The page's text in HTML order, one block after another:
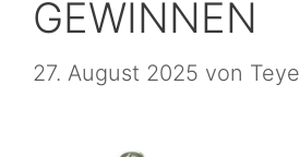
GEWINNEN
27. August 2025 von Teye